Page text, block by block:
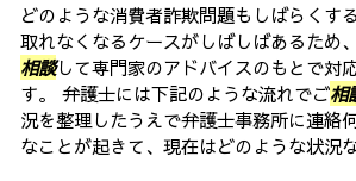
どのような消費者詐欺問題もしばらくす
取れなくなるケースがしばしばあるため
相談して専門家のアドバイスのもとで対
す。 弁護士には下記のような流れでご相
況を整理したうえで弁護士事務所に連絡
なことが起きて、現在はどのような状況